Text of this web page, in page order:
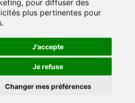
, pour diffuser des
plus pertinentes pour
.
J'accepte
Je refuse
Changer mes préférences
1,
la-Neuve
Confidentialité
Cookies
d'utilisation
Gérer les cookies
et de la fontaine.